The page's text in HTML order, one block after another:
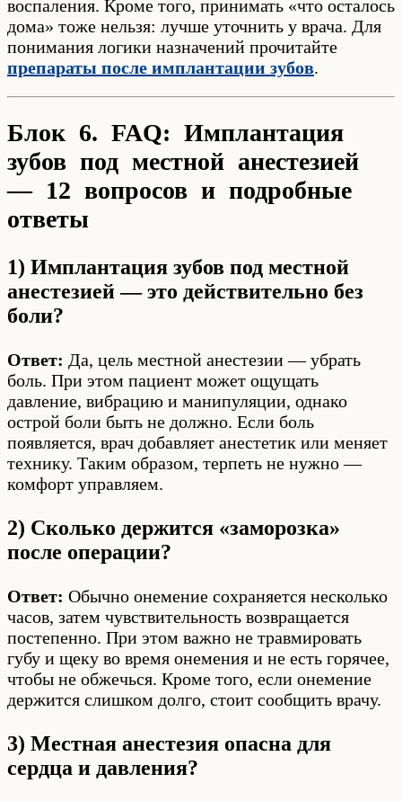
воспаления. Кроме того, принимать «что осталось
дома» тоже нельзя: лучше уточнить у врача. Для
понимания логики назначений прочитайте
препараты после имплантации зубов.
Блок 6. FAQ: Имплантация
зубов под местной анестезией
— 12 вопросов и подробные
ответы
1) Имплантация зубов под местной
анестезией — это действительно без
боли?
Ответ: Да, цель местной анестезии — убрать
боль. При этом пациент может ощущать
давление, вибрацию и манипуляции, однако
острой боли быть не должно. Если боль
появляется, врач добавляет анестетик или меняет
технику. Таким образом, терпеть не нужно —
комфорт управляем.
2) Сколько держится «заморозка»
после операции?
Ответ: Обычно онемение сохраняется несколько
часов, затем чувствительность возвращается
постепенно. При этом важно не травмировать
губу и щеку во время онемения и не есть горячее,
чтобы не обжечься. Кроме того, если онемение
держится слишком долго, стоит сообщить врачу.
3) Местная анестезия опасна для
сердца и давления?